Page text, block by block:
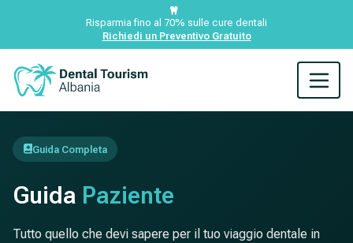
Risparmia fino al 70% sulle cure dentali
Richiedi un Preventivo Gratuito
Guida Completa
Guida Paziente
Tutto quello che devi sapere per il tuo viaggio dentale in